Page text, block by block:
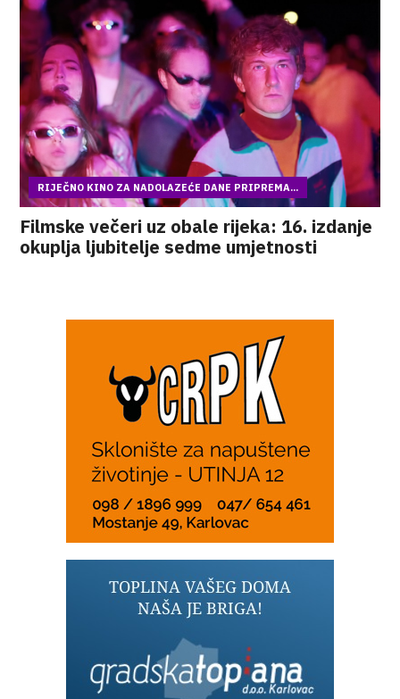
RIJEČNO KINO ZA NADOLAZEĆE DANE PRIPREMA...
Filmske večeri uz obale rijeka: 16. izdanje
okuplja ljubitelje sedme umjetnosti